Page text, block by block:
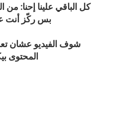
كل الباقي علينا إحنا: من
بس ركّز أنت
شوف الفيديو عشان
المحتوى